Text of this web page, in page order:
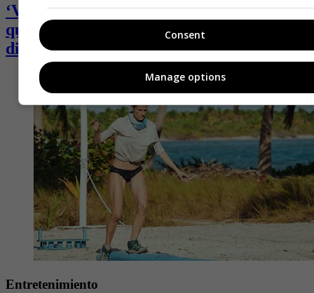
‘Valkyria’, ganadora del ‘Desafió’, se
quebró y desahogó en redes: pasa por
difícil momento
Entretenimiento
Consent
Manage options